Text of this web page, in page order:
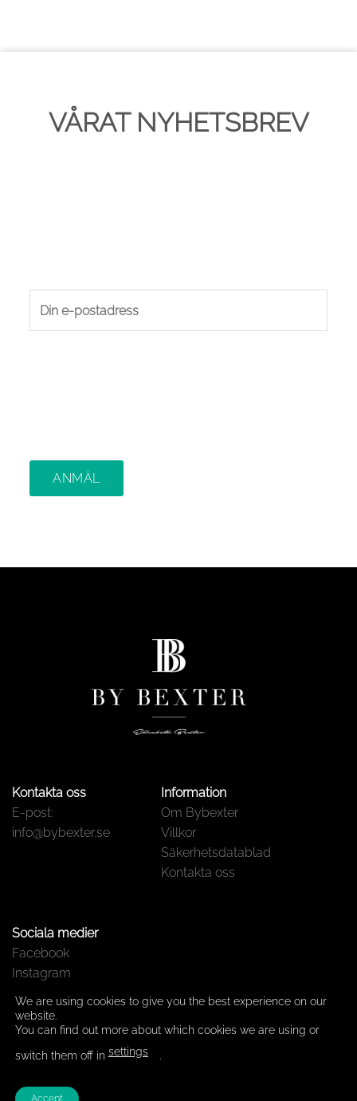
VÅRAT NYHETSBREV
Kontakta oss
E-post:
info@bybexter.se
Information
Om Bybexter
Villkor
Säkerhetsdatablad
Kontakta oss
Sociala medier
Facebook
Instagram
We are using cookies to give you the best experience on our
website.
You can find out more about which cookies we are using or
switch them off in settings .
Accept